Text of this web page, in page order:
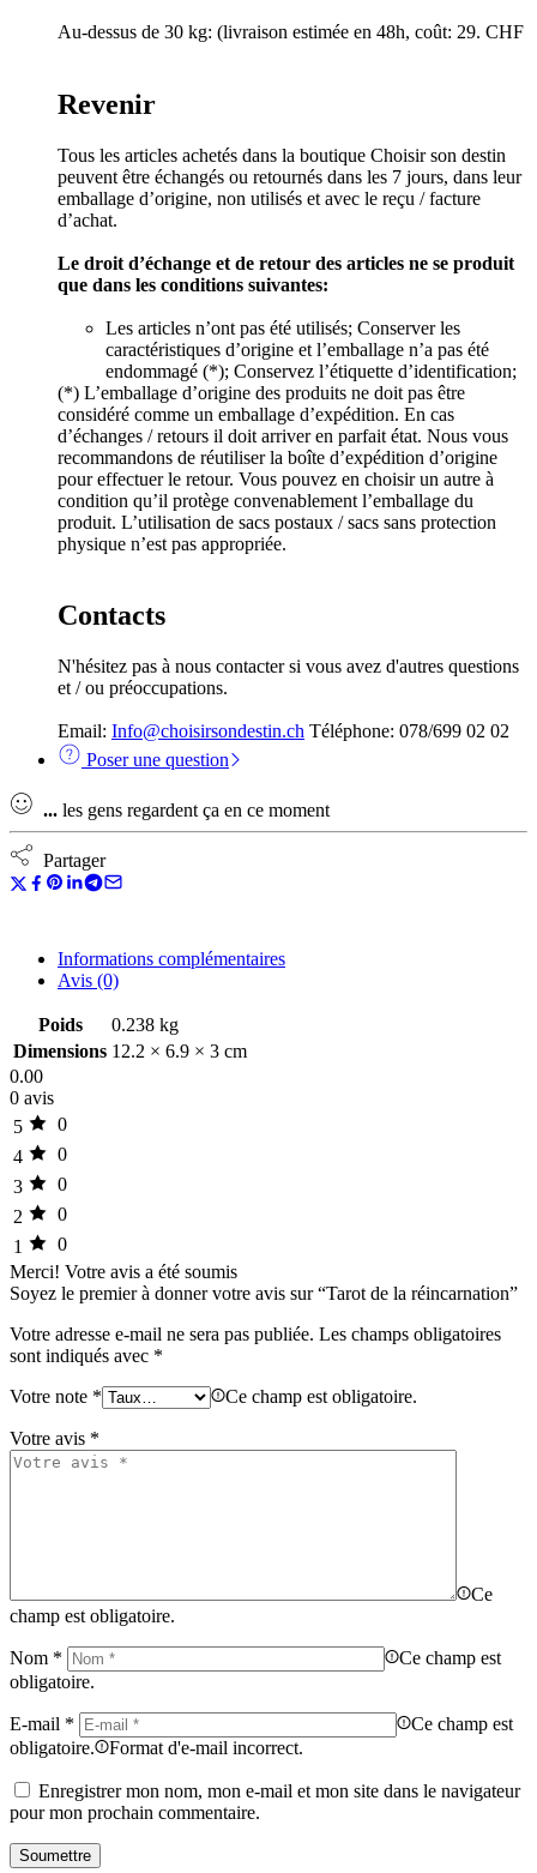
Au-dessus de 30 kg: (livraison estimée en 48h, coût: 29. CHF
Revenir
Tous les articles achetés dans la boutique Choisir son destin
peuvent être échangés ou retournés dans les 7 jours, dans leur
emballage d’origine, non utilisés et avec le reçu / facture
d’achat.
Le droit d’échange et de retour des articles ne se produit
que dans les conditions suivantes:
Les articles n’ont pas été utilisés; Conserver les
caractéristiques d’origine et l’emballage n’a pas été
endommagé (*); Conservez l’étiquette d’identification;
(*) L’emballage d’origine des produits ne doit pas être
considéré comme un emballage d’expédition. En cas
d’échanges / retours il doit arriver en parfait état. Nous vous
recommandons de réutiliser la boîte d’expédition d’origine
pour effectuer le retour. Vous pouvez en choisir un autre à
condition qu’il protège convenablement l’emballage du
produit. L’utilisation de sacs postaux / sacs sans protection
physique n’est pas appropriée.
Contacts
N'hésitez pas à nous contacter si vous avez d'autres questions
et / ou préoccupations.
Email: Info@choisirsondestin.ch Téléphone: 078/699 02 02
Poser une question
... les gens regardent ça en ce moment
Partager
Informations complémentaires
Avis (0)
Poids
0.238 kg
Dimensions 12.2 × 6.9 × 3 cm
0.00
0 avis
5
0
4
0
3
0
2
0
1
0
Merci! Votre avis a été soumis
Soyez le premier à donner votre avis sur “Tarot de la réincarnation”
Votre adresse e-mail ne sera pas publiée. Les champs obligatoires
sont indiqués avec *
Votre note * Ce champ est obligatoire.
Votre avis *
Ce
champ est obligatoire.
Nom *
Ce champ est
obligatoire.
E-mail *
Ce champ est
obligatoire.
Format d'e-mail incorrect.
Enregistrer mon nom, mon e-mail et mon site dans le navigateur
pour mon prochain commentaire.